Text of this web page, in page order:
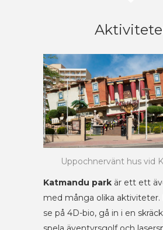
Uppochnervänt hus vid
Katmandu park är ett ett
med många olika aktiviteter.
se på 4D-bio, gå in i en